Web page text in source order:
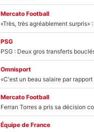
Mercato Football
PSG
Omnisport
Mercato Football
Équipe de France